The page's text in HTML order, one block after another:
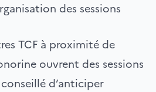
des sessions
TCF à proximité de
ouvrent des sessions
d’anticiper